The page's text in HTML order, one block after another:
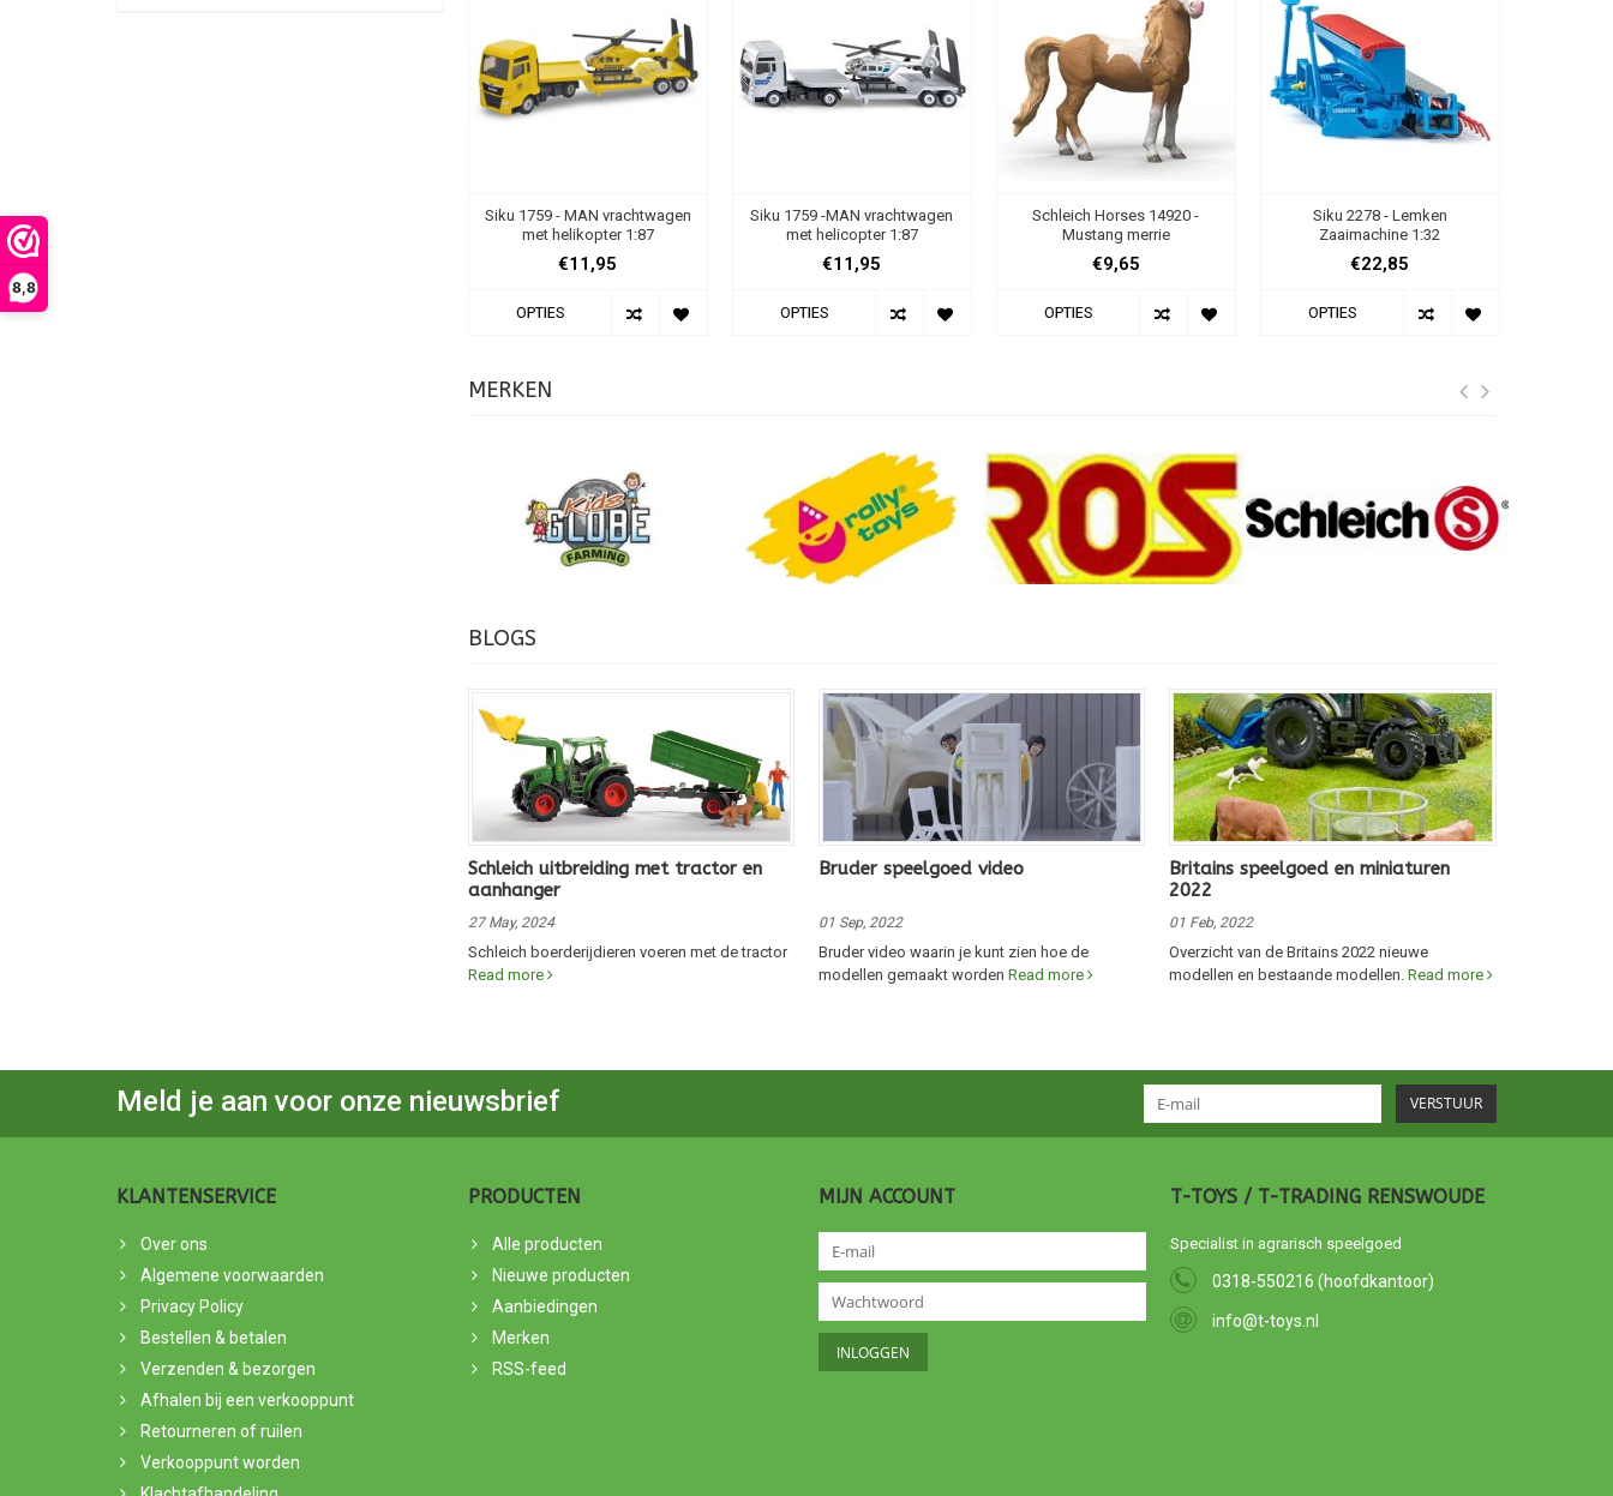
8,8
Siku 1759 - MAN vrachtwagen
met helikopter 1:87
€11,95
OPTIES
Siku 1759 -MAN vrachtwagen
met helicopter 1:87
€11,95
OPTIES
Schleich Horses 14920 -
Mustang merrie
€9,65
OPTIES
Siku 2278 - Lemken
Zaaimachine 1:32
€22,85
OPTIES
MERKEN
BLOGS
Schleich uitbreiding met tractor en
aanhanger
27 May, 2024
Schleich boerderijdieren voeren met de tractor
Read more
Bruder speelgoed video
01 Sep, 2022
Bruder video waarin je kunt zien hoe de
modellen gemaakt worden Read more
Britains speelgoed en miniaturen
2022
01 Feb, 2022
Overzicht van de Britains 2022 nieuwe
modellen en bestaande modellen.Read more
Meld je aan voor onze nieuwsbrief VERSTUUR
KLANTENSERVICE
Over ons
Algemene voorwaarden
Privacy Policy
Bestellen & betalen
Verzenden & bezorgen
Afhalen bij een verkooppunt
Retourneren of ruilen
Verkooppunt worden
PRODUCTEN
Alle producten
Nieuwe producten
Aanbiedingen
Merken
RSS-feed
MIJN ACCOUNT T-TOYS / T-TRADING RENSWOUDE
Specialist in agrarisch speelgoed
0318-550216 (hoofdkantoor)
info@t-toys.nl